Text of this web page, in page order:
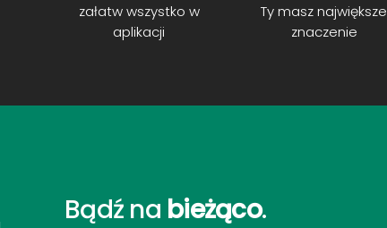
załatw wszystko w
aplikacji
Ty masz największe
znaczenie
Bądź na bieżąco.